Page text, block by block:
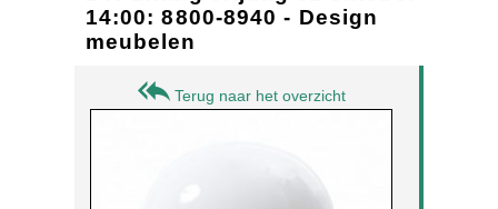
14:00: 8800-8940 - Design
meubelen
Terug naar het overzicht